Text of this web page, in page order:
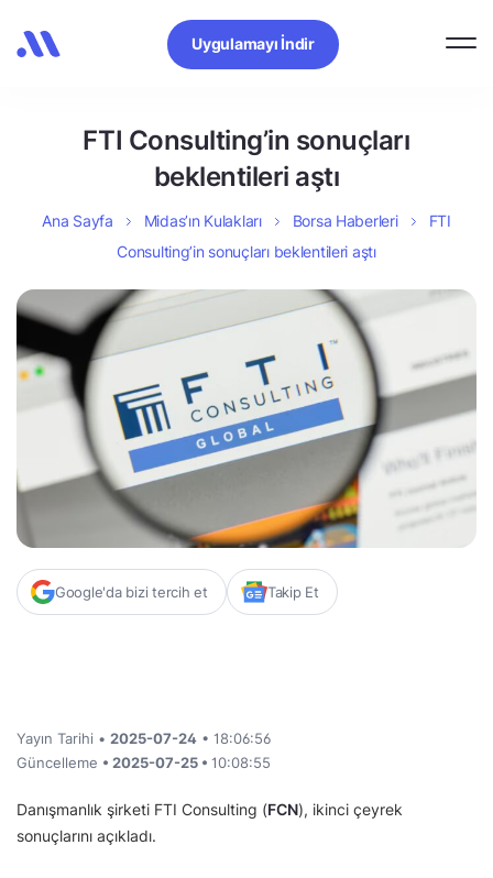
Uygulamayı İndir
FTI Consulting’in sonuçları
beklentileri aştı
Ana Sayfa Midas’ın Kulakları Borsa Haberleri
FTI
Consulting’in sonuçları beklentileri aştı
Google'da bizi tercih et Takip Et
Yayın Tarihi • 2025-07-24 • 18:06:56
Güncelleme • 2025-07-25 • 10:08:55
Danışmanlık şirketi FTI Consulting (FCN), ikinci çeyrek
sonuçlarını açıkladı.